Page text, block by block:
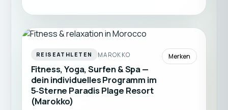
REISEATHLETEN MAROKKO
Fitness, Yoga, Surfen & Spa —
dein individuelles Programm im
5‑Sterne Paradis Plage Resort
(Marokko)
Merken